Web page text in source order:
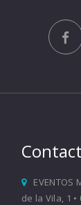
EVENTOS
de la Vila, 1 •